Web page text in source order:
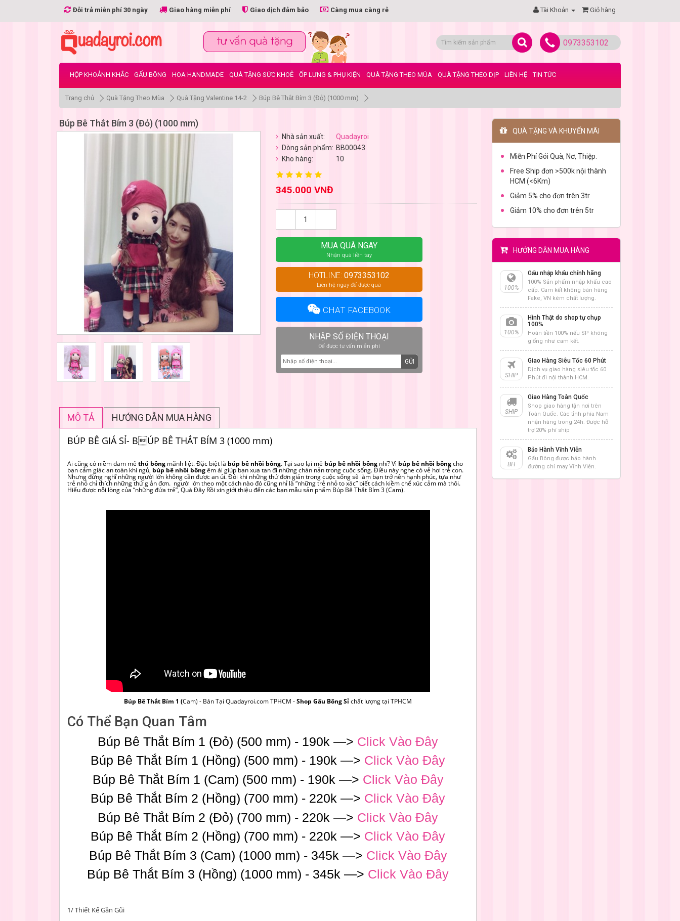
Đỗi trả miễn phí 30 ngày Giao hàng miễn phí Giao dịch đảm bảo Càng mua càng rẻ Tài Khoản Giỏ hàng
0973353102
HỘP KHOẢNH KHẮC GẤU BÔNG HOA HANDMADE QUÀ TẶNG SỨC KHOẺ ỐP LƯNG & PHỤ KIỆN QUÀ TẶNG THEO MÙA QUÀ TẶNG THEO DỊP LIÊN HỆ TIN TỨC
Trang chủ Quà Tặng Theo Mùa Quà Tặng Valentine 14-2 Búp Bê Thắt Bím 3 (Đỏ) (1000 mm)
Búp Bê Thắt Bím 3 (Đỏ) (1000 mm)
Nhà sản xuất:
Quadayroi
Dòng sản phẩm: BB00043
Kho hàng:
10
345.000 VNĐ
MUA QUÀ NGAY
Nhận quà liền tay
HOTLINE: 0973353102
Liên hệ ngay để được quà
CHAT FACEBOOK
NHẬP SỐ ĐIỆN THOẠI
Để được tư vấn miễn phí
GỬI
MÔ TẢ HƯỚNG DẪN MUA HÀNG
BÚP BÊ GIÁ SỈ- BÚP BÊ THẮT BÍM 3 (1000 mm)
Ai cũng có niềm đam mê thú bông mãnh liệt. Đặc biệt là búp bê nhồi bông. Tại sao lại mê búp bê nhồi bông nhỉ? Vì búp bê nhồi bôngcho
bạn cảm giác an toàn khi ngủ, búp bê nhồi bôngêm ái giúp bạn xua tan đi những chán nản trong cuộc sống. Điều này nghe có vẻ hơi trẻ con.
Nhưng đừng nghĩ những người lớn không cần được an ủi. Đôi khi những thứ đơn giản trong cuộc sống sẽ làm bạn trở nên hạnh phúc, tựa như
trẻ nhỏ chỉ thích những thứ giản đơn. người lớn theo một cách nào đó cũng nhỉ là “những trẻ nhỏ to xác” biết cách kiềm chế xúc cảm mà thôi.
Hiểu được nỗi lòng của “những đứa trẻ”, Quà Đây Rồi xin giới thiệu đến các bạn mẫu sản phẩm Búp Bê Thắt Bím 3 (Cam).
Búp Bê Thắt Bím 1 (Cam) - Bán Tại Quadayroi.com TPHCM -Shop Gấu Bông Sỉchất lượng tại TPHCM
Có Thể Bạn Quan Tâm
Búp Bê Thắt Bím 1 (Đỏ) (500 mm) - 190k —> Click Vào Đây
Búp Bê Thắt Bím 1 (Hồng) (500 mm) - 190k —> Click Vào Đây
Búp Bê Thắt Bím 1 (Cam) (500 mm) - 190k —> Click Vào Đây
Búp Bê Thắt Bím 2 (Hồng) (700 mm) - 220k —> Click Vào Đây
Búp Bê Thắt Bím 2 (Đỏ) (700 mm) - 220k —> Click Vào Đây
Búp Bê Thắt Bím 2 (Hồng) (700 mm) - 220k —> Click Vào Đây
Búp Bê Thắt Bím 3 (Cam) (1000 mm) - 345k —> Click Vào Đây
Búp Bê Thắt Bím 3 (Hồng) (1000 mm) - 345k —> Click Vào Đây
1/ Thiết Kế Gần Gũi
QUÀ TẶNG VÀ KHUYẾN MÃI
Miễn Phí Gói Quà, Nơ, Thiệp.
Free Ship đơn >500k nội thành
HCM (<6Km)
Giảm 5% cho đơn trên 3tr
Giảm 10% cho đơn trên 5tr
HƯỚNG DẪN MUA HÀNG
100%
Gấu nhập khẩu chính hãng
100% Sản phẩm nhập khẩu cao
cấp. Cam kết không bán hàng
Fake, VN kém chất lượng.
100%
Hình Thật do shop tự chụp
100%
Hoàn tiền 100% nếu SP không
giống như cam kết.
SHIP
Giao Hàng Siêu Tốc 60 Phút
Dịch vụ giao hàng siêu tốc 60
Phút đi nội thành HCM.
SHIP
Giao Hàng Toàn Quốc
Shop giao hàng tận nơi trên
Toàn Quốc. Các tỉnh phía Nam
nhận hàng trong 24h. Được hỗ
trợ 20% phí ship
BH
Bảo Hành Vĩnh Viễn
Gấu Bông được bảo hành
đường chỉ may Vĩnh Viễn.